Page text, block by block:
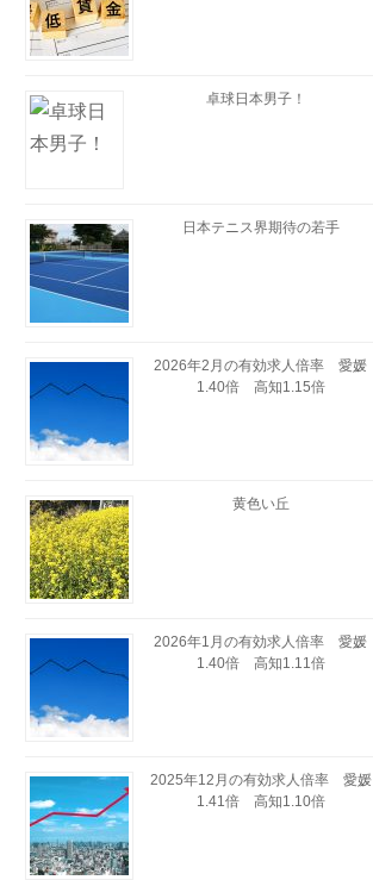
卓球日本男子！
日本テニス界期待の若手
2026年2月の有効求人倍率 愛媛
1.40倍 高知1.15倍
黄色い丘
2026年1月の有効求人倍率 愛媛
1.40倍 高知1.11倍
2025年12月の有効求人倍率 愛媛
1.41倍 高知1.10倍